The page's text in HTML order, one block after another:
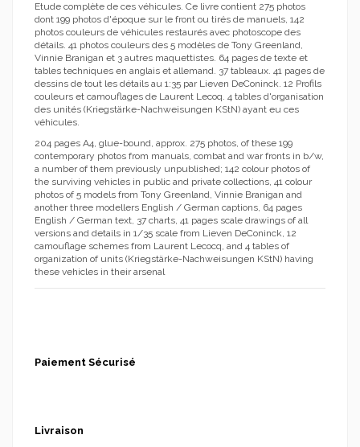
(5 avis)
Etude complète de ces véhicules. Ce livre contient 275 photos
dont 199 photos d'époque sur le front ou tirés de manuels, 142
photos couleurs de véhicules restaurés avec photoscope des
détails. 41 photos couleurs des 5 modèles de Tony Greenland,
Vinnie Branigan et 3 autres maquettistes. 64 pages de texte et
tables techniques en anglais et allemand. 37 tableaux. 41 pages de
dessins de tout les détails au 1:35 par Lieven DeConinck. 12 Profils
couleurs et camouflages de Laurent Lecoq. 4 tables d'organisation
des unités (Kriegstärke-Nachweisungen KStN) ayant eu ces
véhicules.
204 pages A4, glue-bound, approx. 275 photos, of these 199
contemporary photos from manuals, combat and war fronts in b/w,
a number of them previously unpublished; 142 colour photos of
the surviving vehicles in public and private collections, 41 colour
photos of 5 models from Tony Greenland, Vinnie Branigan and
another three modellers English / German captions, 64 pages
English / German text, 37 charts, 41 pages scale drawings of all
versions and details in 1/35 scale from Lieven DeConinck, 12
camouflage schemes from Laurent Lecocq, and 4 tables of
organization of units (Kriegstärke-Nachweisungen KStN) having
these vehicles in their arsenal
Paiement Sécurisé
Livraison